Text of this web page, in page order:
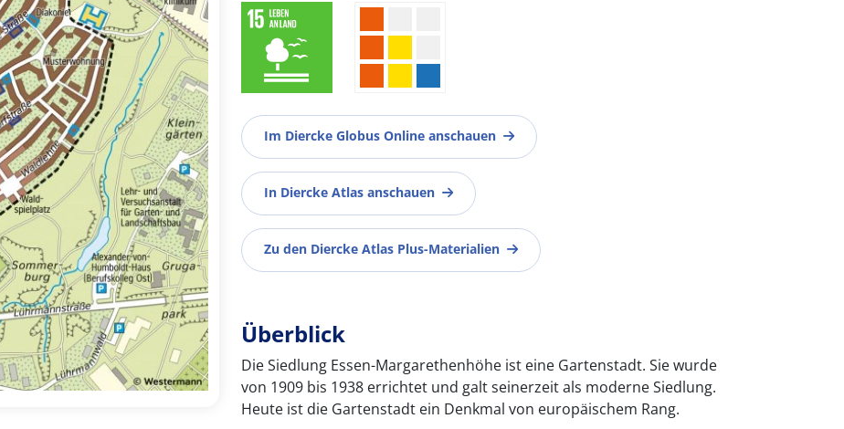
Im Diercke Globus Online anschauen
In Diercke Atlas anschauen
Zu den Diercke Atlas Plus-Materialien
Überblick
Die Siedlung Essen-Margarethenhöhe ist eine Gartenstadt. Sie wurde
von 1909 bis 1938 errichtet und galt seinerzeit als moderne Siedlung.
Heute ist die Gartenstadt ein Denkmal von europäischem Rang.